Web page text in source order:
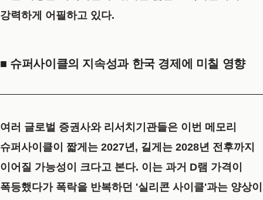
강력하게 어필하고 있다.
■ 슈퍼사이클의 지속성과 한국 경제에 미칠 영향
여러 글로벌 증권사와 리서치기관들은 이번 메모리
슈퍼사이클이 짧게는 2027년, 길게는 2028년 전후까지
이어질 가능성이 크다고 본다. 이는 과거 D램 가격이
폭등했다가 폭락을 반복하던 '실리콘 사이클'과는 양상이